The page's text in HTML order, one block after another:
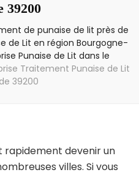
39200
de punaise de lit près de
de Lit en région Bourgogne-
Punaise de Lit dans le
Traitement Punaise de Lit
39200
rapidement devenir un
villes. Si vous